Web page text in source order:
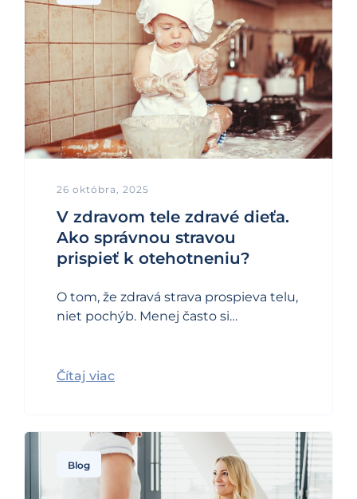
26 októbra, 2025
V zdravom tele zdravé dieťa.
Ako správnou stravou
prispieť k otehotneniu?
O tom, že zdravá strava prospieva telu,
niet pochýb. Menej často si…
Čítaj viac
Blog